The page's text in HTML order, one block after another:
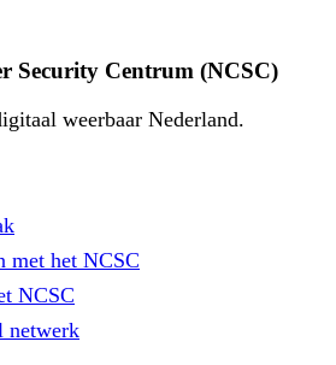
Security Centrum (NCSC)
weerbaar Nederland.
met het NCSC
NCSC
netwerk